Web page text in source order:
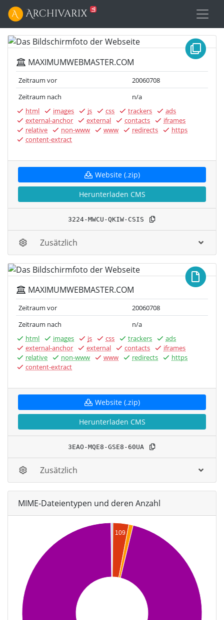
MAXIMUMWEBMASTER.COM
Zeitraum vor
20060708
Zeitraum nach
n/a
html
images js css trackers
ads
external-anchor
external contacts
iframes
relative
non-www www redirects
https
content-extract
Website (.zip)
Herunterladen CMS
3224-MWCU-QKIW-CSIS
Zusätzlich
MAXIMUMWEBMASTER.COM
Zeitraum vor
20060708
Zeitraum nach
n/a
html
images js css trackers
ads
external-anchor
external contacts
iframes
relative
non-www www redirects
https
content-extract
Website (.zip)
Herunterladen CMS
3EAO-MQE8-GSE8-60UA
Zusätzlich
MIME-Dateientypen und deren Anzahl
109